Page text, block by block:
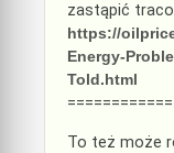
zastąpić
https://
Energy-
Told.html
To też może